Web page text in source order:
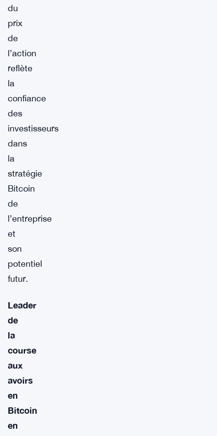
du
prix
de
l’action
reflète
la
confiance
des
investisseurs
dans
la
stratégie
Bitcoin
de
l’entreprise
et
son
potentiel
futur.
Leader
de
la
course
aux
avoirs
en
Bitcoin
en